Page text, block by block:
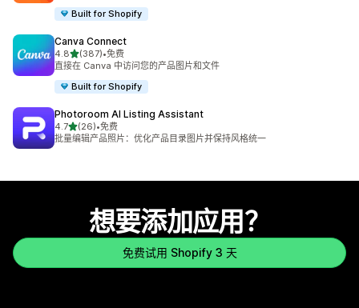
Built for Shopify
Canva Connect
4.8星（满分 5 星）
(387)
总共 387 条评论
•免费
直接在 Canva 中访问您的产品图片和文件
Built for Shopify
Photoroom AI Listing Assistant
4.7星（满分 5 星）
(26)
总共 26 条评论
•免费
批量编辑产品照片：优化产品目录图片并保持风格统一
想要添加应用？
免费试用 Shopify 3 天